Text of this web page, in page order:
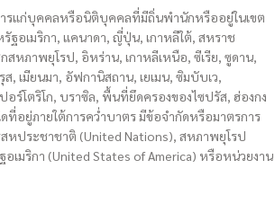
การแก่บุคคลหรือนิติบุคคลที่มีถิ่นพำนักหรืออยู่ในเขต
ฐอเมริกา, แคนาดา, ญี่ปุ่น, เกาหลีใต้, สหราช
สหภาพยุโรป, อิหร่าน, เกาหลีเหนือ, ซีเรีย, ซูดาน,
ส, เมียนมา, อัฟกานิสถาน, เยเมน, ซิมบับเว,
ปอร์โตริโก, บราซิล, พื้นที่ยึดครองของไซปรัส, ฮ่องกง
ที่อยู่ภายใต้การคว่ำบาตร มีข้อจำกัดหรือมาตรการ
หประชาชาติ (United Nations), สหภาพยุโรป
อเมริกา (United States of America) หรือหน่วยงาน